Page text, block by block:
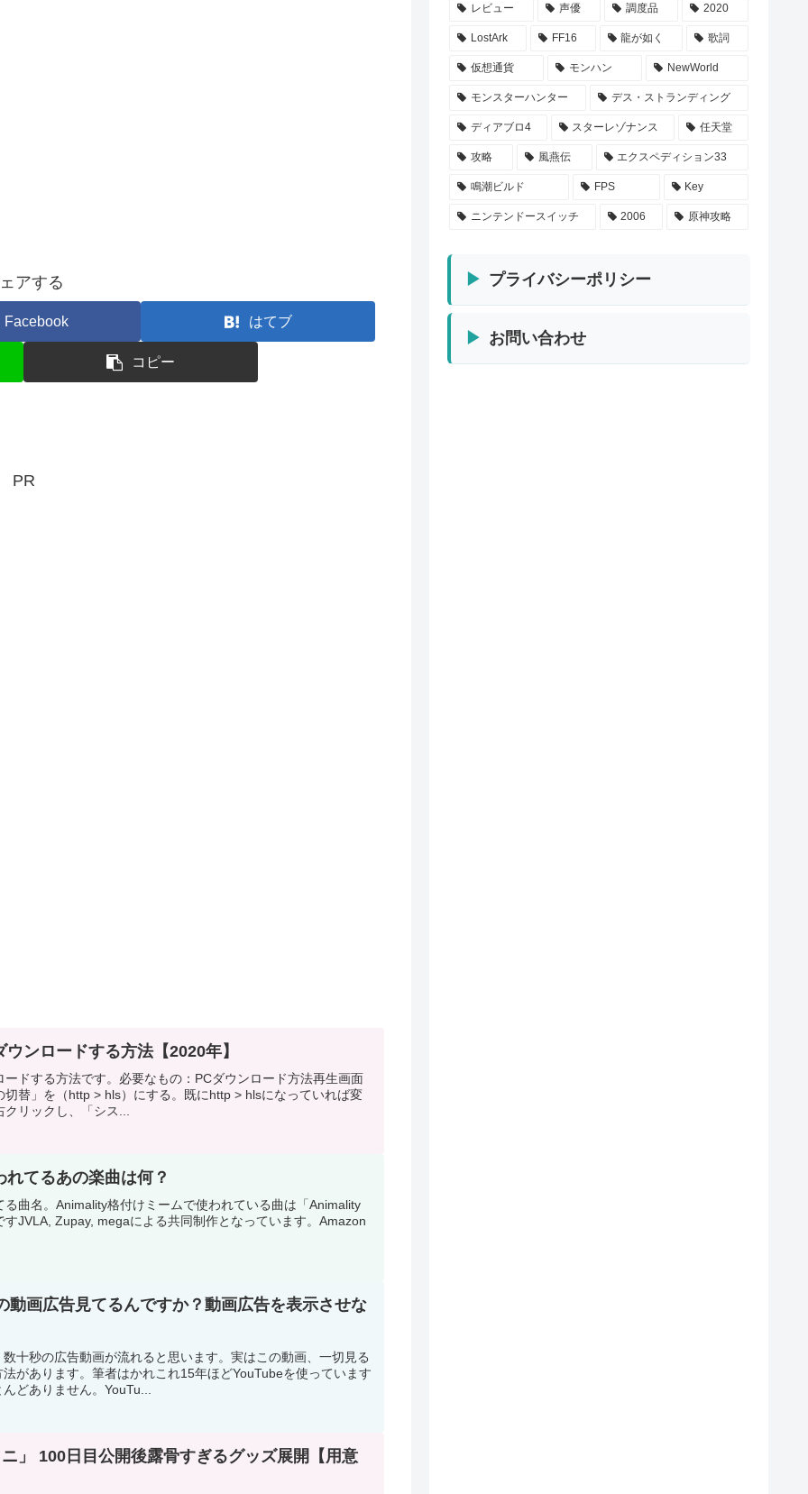
アする
Facebook はてブ
コピー
PR
ンロードする方法【2020年】
ドする方法です。必要なもの：PCダウンロード方法再生画面
切替」を（http > hls）にする。既にhttp > hlsになっていれば変
リックし、「シス...
れてるあの楽曲は何？
曲名。Animality格付けミームで使われている曲は「Animality
すJVLA, Zupay, megaによる共同制作となっています。Amazon
動画広告見てるんですか？動画広告を表示させな
十秒の広告動画が流れると思います。実はこの動画、一切見る
があります。筆者はかれこれ15年ほどYouTubeを使っています
どありません。YouTu...
」 100日目公開後露骨すぎるグッズ展開【用意
レビュー 声優 調度品 2020
LostArk FF16 龍が如く 歌詞
仮想通貨 モンハン NewWorld
モンスターハンター デス・ストランディング
ディアブロ4 スターレゾナンス 任天堂
攻略 風燕伝 エクスペディション33
鳴潮ビルド FPS Key
ニンテンドースイッチ 2006 原神攻略
プライバシーポリシー
お問い合わせ